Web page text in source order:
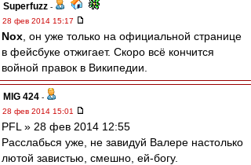
Superfuzz -
28 фев 2014 15:17
Nox , он уже только на официальной странице
в фейсбуке отжигает. Скоро всё кончится
войной правок в Википедии.
MIG 424 -
28 фев 2014 15:01
PFL » 28 фев 2014 12:55
Расслабься уже, не завидуй Валере настолько
лютой завистью, смешно, ей-богу.